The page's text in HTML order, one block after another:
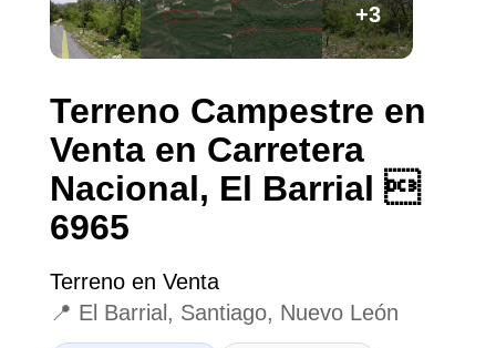
+3
Terreno Campestre en
Venta en Carretera
Nacional, El Barrial 
6965
Terreno en Venta
📍 El Barrial, Santiago, Nuevo León